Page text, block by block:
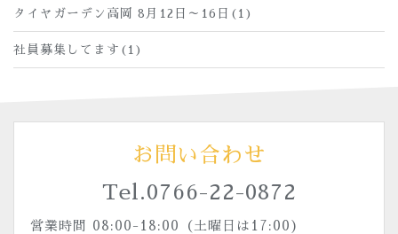
タイヤガーデン高岡 8月12日～16日(1)
社員募集してます(1)
お問い合わせ
Tel.0766-22-0872
営業時間 08:00-18:00（土曜日は17:00)